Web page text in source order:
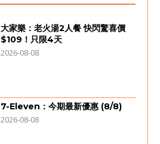
大家樂：老火湯2人餐 快閃驚喜價
$109！只限4天
2026-08-08
7-Eleven：今期最新優惠 (8/8)
2026-08-08